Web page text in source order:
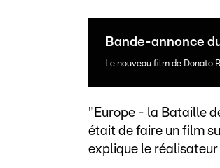
Bande-annonce
Le nouveau film de Donato
"Europe - la Bataille
était de faire un film
explique le réalisateur